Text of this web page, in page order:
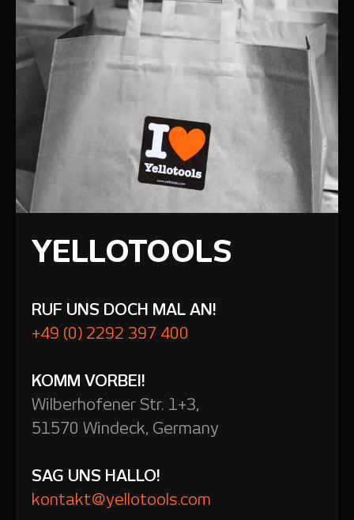
YELLOTOOLS
RUF UNS DOCH MAL AN!
+49 (0) 2292 397 400
KOMM VORBEI!
Wilberhofener Str. 1+3,
51570 Windeck, Germany
SAG UNS HALLO!
kontakt@yellotools.com